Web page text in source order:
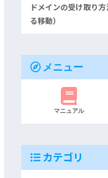
ドメインの受け取り
る移動）
メニュー
マニュアル
カテゴリ